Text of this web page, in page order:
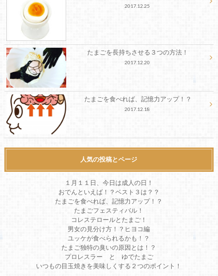
2017.12.25
たまごを長持ちさせる３つの方法！
2017.12.20
たまごを食べれば、記憶力アップ！？
2017.12.18
人気の投稿とページ
１月１１日、今日は成人の日！
おでんといえば！？ベスト３は？？
たまごを食べれば、記憶力アップ！？
たまごフェスティバル！
コレステロールとたまご！
男女の見分け方！？ヒヨコ編
ユッケが食べられるかも！？
たまご独特の臭いの原因とは！？
プロレスラー と ゆでたまご
いつもの目玉焼きを美味しくする２つのポイント！